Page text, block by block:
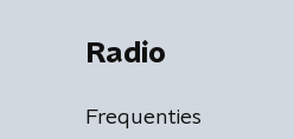
Radio
Frequenties